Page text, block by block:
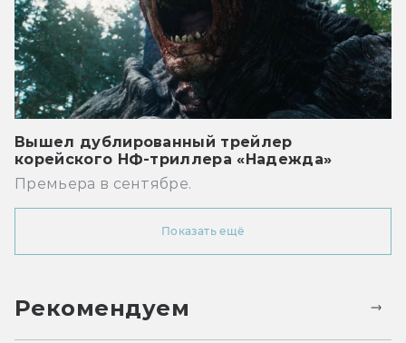
Вышел дублированный трейлер
корейского НФ-триллера «Надежда»
Премьера в сентябре.
Показать ещё
Рекомендуем